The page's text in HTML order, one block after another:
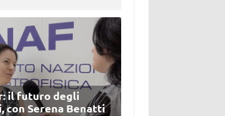
il futuro degli
con Serena Benatti